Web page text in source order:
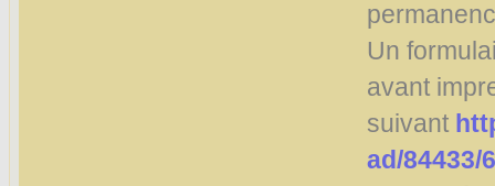
Un
avant
suivant
ad/84433/